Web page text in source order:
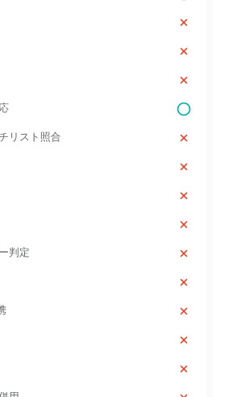
リスト照合
判定